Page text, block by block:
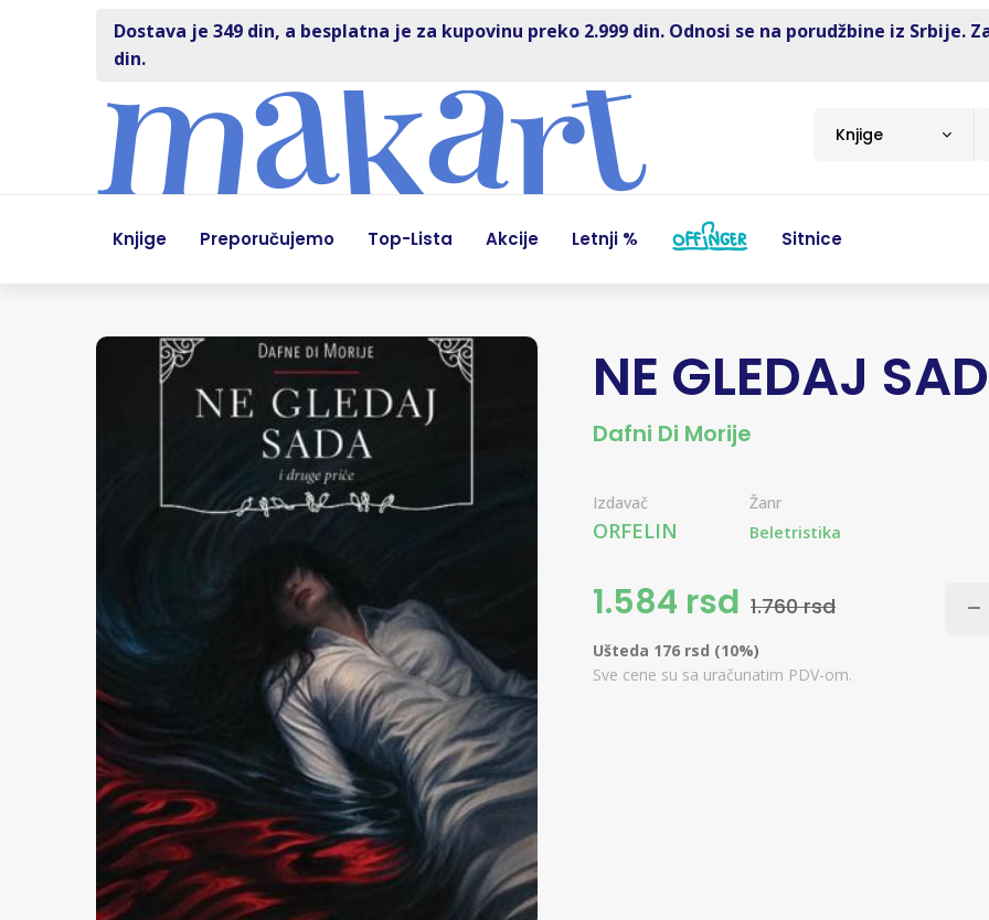
Dostava je 349 din, a besplatna je za kupovinu preko 2.999 din. Odnosi se na porudžbine iz Srbije.
din.
Knjige
Knjige Preporučujemo Top-Lista Akcije Letnji % Sitnice
NE GLEDAJ
Dafni Di Morije
Izdavač
ORFELIN
Žanr
Beletristika
1.584 rsd 1.760 rsd
Ušteda 176 rsd (10%)
Sve cene su sa uračunatim PDV-om.